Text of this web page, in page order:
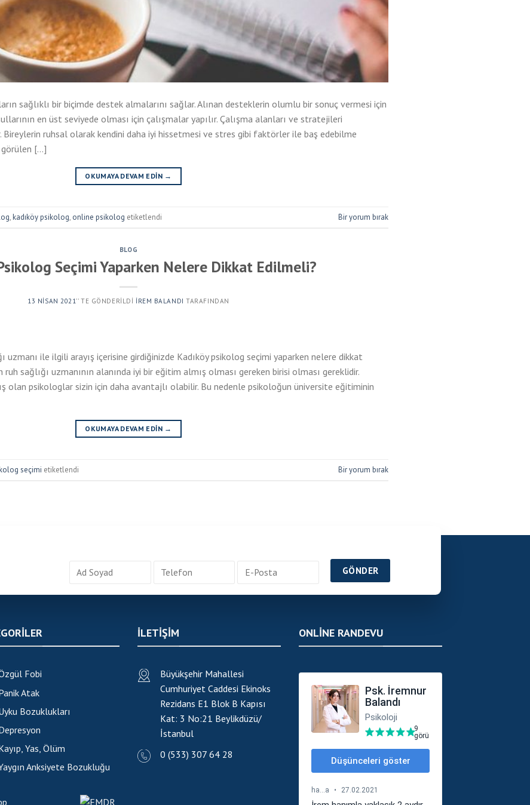
sağlıklı bir biçimde destek almalarını sağlar. Alınan desteklerin olumlu bir sonuç vermesi için
en üst seviyede olması için çalışmalar yapılır. Çalışma alanları ve stratejileri
Bireylerin ruhsal olarak kendini daha iyi hissetmesi ve stres gibi faktörler ile baş edebilme
görülen […]
OKUMAYA DEVAM EDIN →
,kadıköy psikolog, online psikolog etiketlendi Bir yorum bırak
BLOG
Seçimi Yaparken Nelere Dikkat Edilmeli?
13 NISAN 2021’' TE GÖNDERILDI İREM BALANDI TARAFINDAN
uzmanı ile ilgili arayış içerisine girdiğinizde Kadıköy psikolog seçimi yaparken nelere dikkat
sağlığı uzmanının alanında iyi bir eğitim almış olması gereken birisi olması gereklidir.
olan psikologlar sizin için daha avantajlı olabilir. Bu nedenle psikoloğun üniversite eğitiminin
OKUMAYA DEVAM EDIN →
seçimi etiketlendi Bir yorum bırak
Fobi
Atak
Bozuklukları
Yas, Ölüm
Anksiyete Bozukluğu
ILETIŞIM
Büyükşehir Mahallesi
Cumhuriyet Caddesi Ekinoks
Rezidans E1 Blok B Kapısı
Kat: 3 No:21 Beylikdüzü/
İstanbul
0 (533) 307 64 28
ONLINE RANDEVU